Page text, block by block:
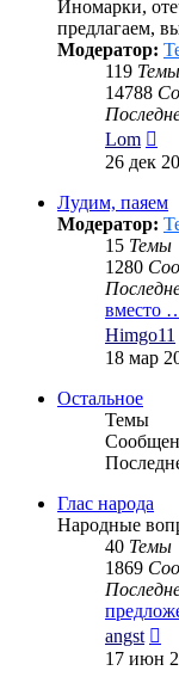
Иномарки,
предлагаем,
Модератор:
119 Темы
14788
Lom
к
26 дек
Лудим, паяем
Модератор:
15 Темы
1280
вместо
Himgo11
18 мар
Остальное
Темы
Глас народа
Народные
40 Темы
1869
angst
к
17 июн